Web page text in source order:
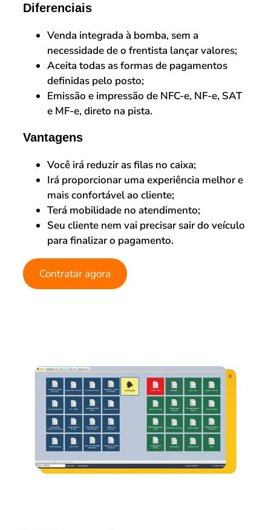
Diferenciais
Venda integrada à bomba, sem a
necessidade de o frentista lançar valores;
Aceita todas as formas de pagamentos
definidas pelo posto;
Emissão e impressão de NFC-e, NF-e, SAT
e MF-e, direto na pista.
Vantagens
Você irá reduzir as filas no caixa;
Irá proporcionar uma experiência melhor e
mais confortável ao cliente;
Terá mobilidade no atendimento;
Seu cliente nem vai precisar sair do veículo
para finalizar o pagamento.
Contratar agora